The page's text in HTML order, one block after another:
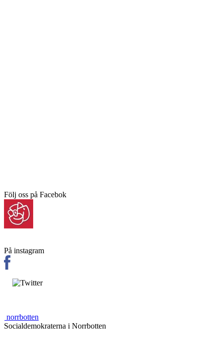
Följ oss på Facebok
På instagram
norrbotten
Socialdemokraterna i Norrbotten